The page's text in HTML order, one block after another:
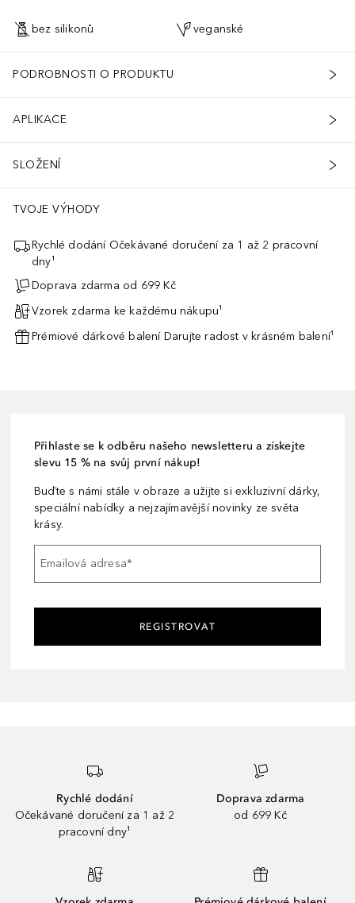
bez silikonů veganské
PODROBNOSTI O PRODUKTU
APLIKACE
SLOŽENÍ
TVOJE VÝHODY
Rychlé dodání Očekávané doručení za 1 až 2 pracovní
dny¹
Doprava zdarma od 699 Kč
Vzorek zdarma ke každému nákupu¹
Prémiové dárkové balení Darujte radost v krásném balení¹
Přihlaste se k odběru našeho newsletteru a získejte
slevu 15 % na svůj první nákup!
Buďte s námi stále v obraze a užijte si exkluzivní dárky,
speciální nabídky a nejzajímavější novinky ze světa
krásy.
Emailová adresa*
REGISTROVAT
Rychlé dodání
Očekávané doručení za 1 až 2
pracovní dny¹
Doprava zdarma
od 699 Kč